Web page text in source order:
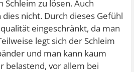
zu lösen. Auch
nicht. Durch dieses Gefühl
eingeschränkt, da man
legt sich der Schleim
und man kann kaum
belastend, vor allem bei